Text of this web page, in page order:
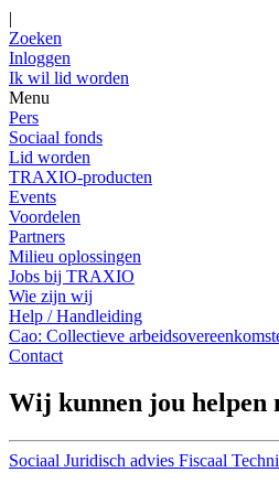
|
Zoeken
Inloggen
Ik wil lid worden
Menu
Pers
Sociaal fonds
Lid worden
TRAXIO-producten
Events
Voordelen
Partners
Milieu oplossingen
Jobs bij TRAXIO
Wie zijn wij
Help / Handleiding
Cao: Collectieve
Contact
Wij kunnen jou helpen
Sociaal Juridisch advies Fiscaal